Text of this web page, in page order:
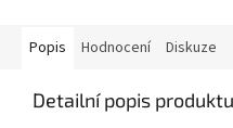
Popis Hodnocení Diskuze
Detailní popis produktu